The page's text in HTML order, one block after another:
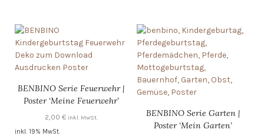
BENBINO Serie Feuerwehr |
Poster ‘Meine Feuerwehr’
2,00 € inkl. MwSt.
inkl. 19% MwSt.
BENBINO Serie Garten |
Poster ‘Mein Garten’